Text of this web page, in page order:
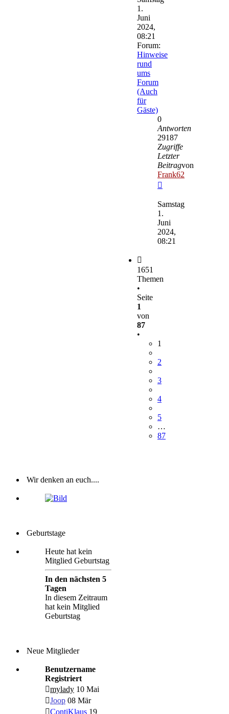
1.
Juni
2024,
08:21
Forum:
Hinweise
rund
ums
Forum
(Auch
für
Gäste)
0
Antworten
29187
Zugriffe
Letzter
Beitragvon
Frank62
Beitrag
Samstag
1.
Juni
2024,
08:21
1651
Themen
•
Seite
1
von
87
•
1
2
3
4
5
…
87
Wir denken an euch....
Geburtstage
Heute hat kein
Mitglied Geburtstag
In den nächsten 5
Tagen
In diesem Zeitraum
hat kein Mitglied
Geburtstag
Neue Mitglieder
Benutzername
Registriert
mylady 10 Mai
Joop 08 Mär
ContiKlaus 19